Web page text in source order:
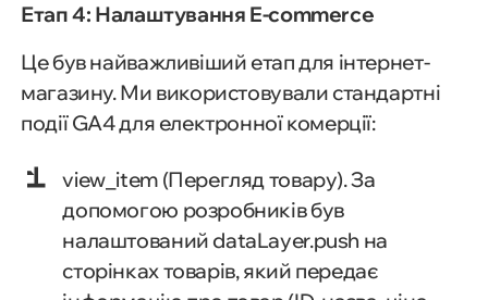
Етап 4: Налаштування E-commerce
Це був найважливіший етап для інтернет-
магазину. Ми використовували стандартні
події GA4 для електронної комерції:
view_item (Перегляд товару). За
допомогою розробників був
налаштований dataLayer.push на
сторінках товарів, який передає